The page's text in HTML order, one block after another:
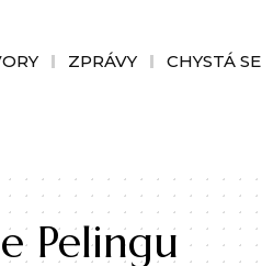
ZPRÁVY CHYSTÁ SE
Pelingu